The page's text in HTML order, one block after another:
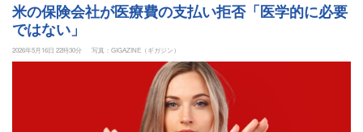
米の保険会社が医療費の支払い拒否「医学的に必要
ではない」
2026年5月16日 22時30分 写真：GIGAZINE（ギガジン）